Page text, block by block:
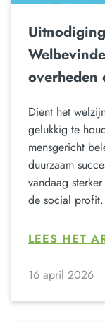
overheden
Dient het
gelukkig te
mensgericht
duurzaam
vandaag
de social profit.
LEES HET
16 april 2026